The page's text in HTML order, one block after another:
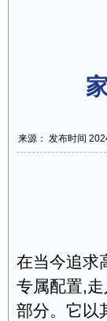
来源： 发布时间
在当今追求
专属配置,
部分。它以